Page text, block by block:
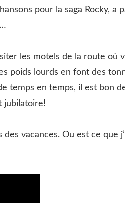
pour la saga Rocky, a
les motels de la route où
poids lourds en font des
temps en temps, il est bon
jubilatoire!
vacances. Ou est ce que